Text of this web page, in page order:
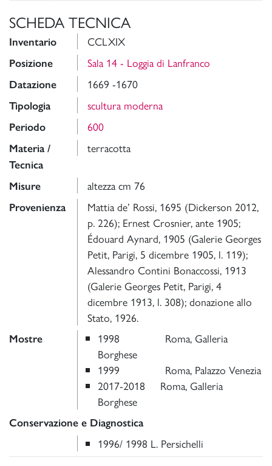
SCHEDA TECNICA
Inventario CCLXIX
Posizione Sala 14 - Loggia di Lanfranco
Datazione 1669 -1670
Tipologia scultura moderna
Periodo 600
Materia /
Tecnica
terracotta
Misure altezza cm 76
Provenienza
Mattia de’ Rossi, 1695 (Dickerson 2012,
p. 226); Ernest Crosnier, ante 1905;
Édouard Aynard, 1905 (Galerie Georges
Petit, Parigi, 5 dicembre 1905, l. 119);
Alessandro Contini Bonaccossi, 1913
(Galerie Georges Petit, Parigi, 4
dicembre 1913, l. 308); donazione allo
Stato, 1926.
Mostre
1998 Roma, Galleria
Borghese
1999 Roma, Palazzo Venezia
2017-2018 Roma, Galleria
Borghese
Conservazione e Diagnostica
1996/ 1998 L. Persichelli